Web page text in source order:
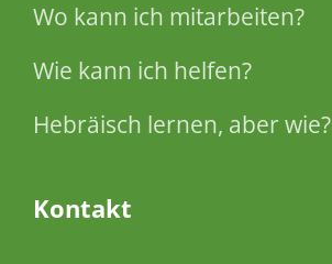
Wo kann ich mitarbeiten?
Wie kann ich helfen?
Hebräisch lernen, aber wie?
Kontakt